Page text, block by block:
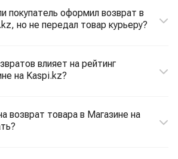
покупатель оформил возврат в
но не передал товар курьеру?
влияет на рейтинг
на Kaspi.kz?
возврат товара в Магазине на